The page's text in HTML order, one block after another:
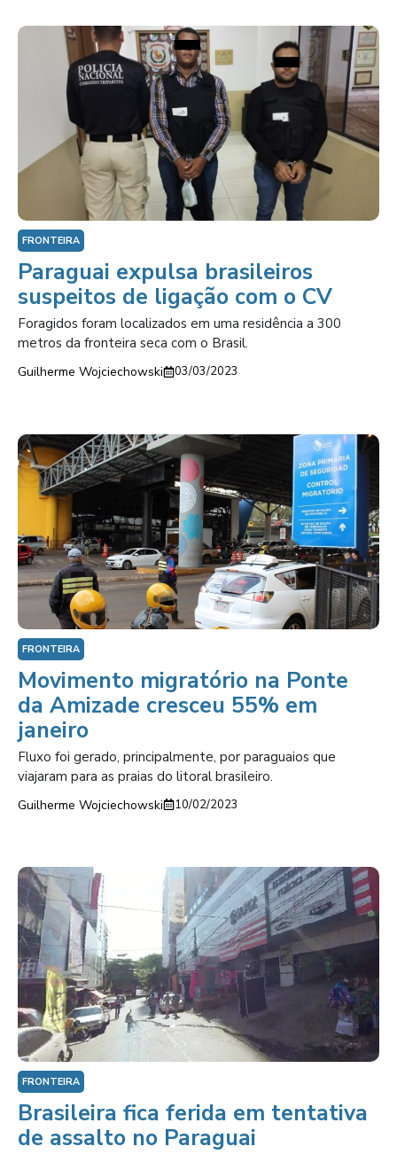
FRONTEIRA
Paraguai expulsa brasileiros
suspeitos de ligação com o CV
Foragidos foram localizados em uma residência a 300
metros da fronteira seca com o Brasil.
Guilherme Wojciechowski 03/03/2023
FRONTEIRA
Movimento migratório na Ponte
da Amizade cresceu 55% em
janeiro
Fluxo foi gerado, principalmente, por paraguaios que
viajaram para as praias do litoral brasileiro.
Guilherme Wojciechowski 10/02/2023
FRONTEIRA
Brasileira fica ferida em tentativa
de assalto no Paraguai